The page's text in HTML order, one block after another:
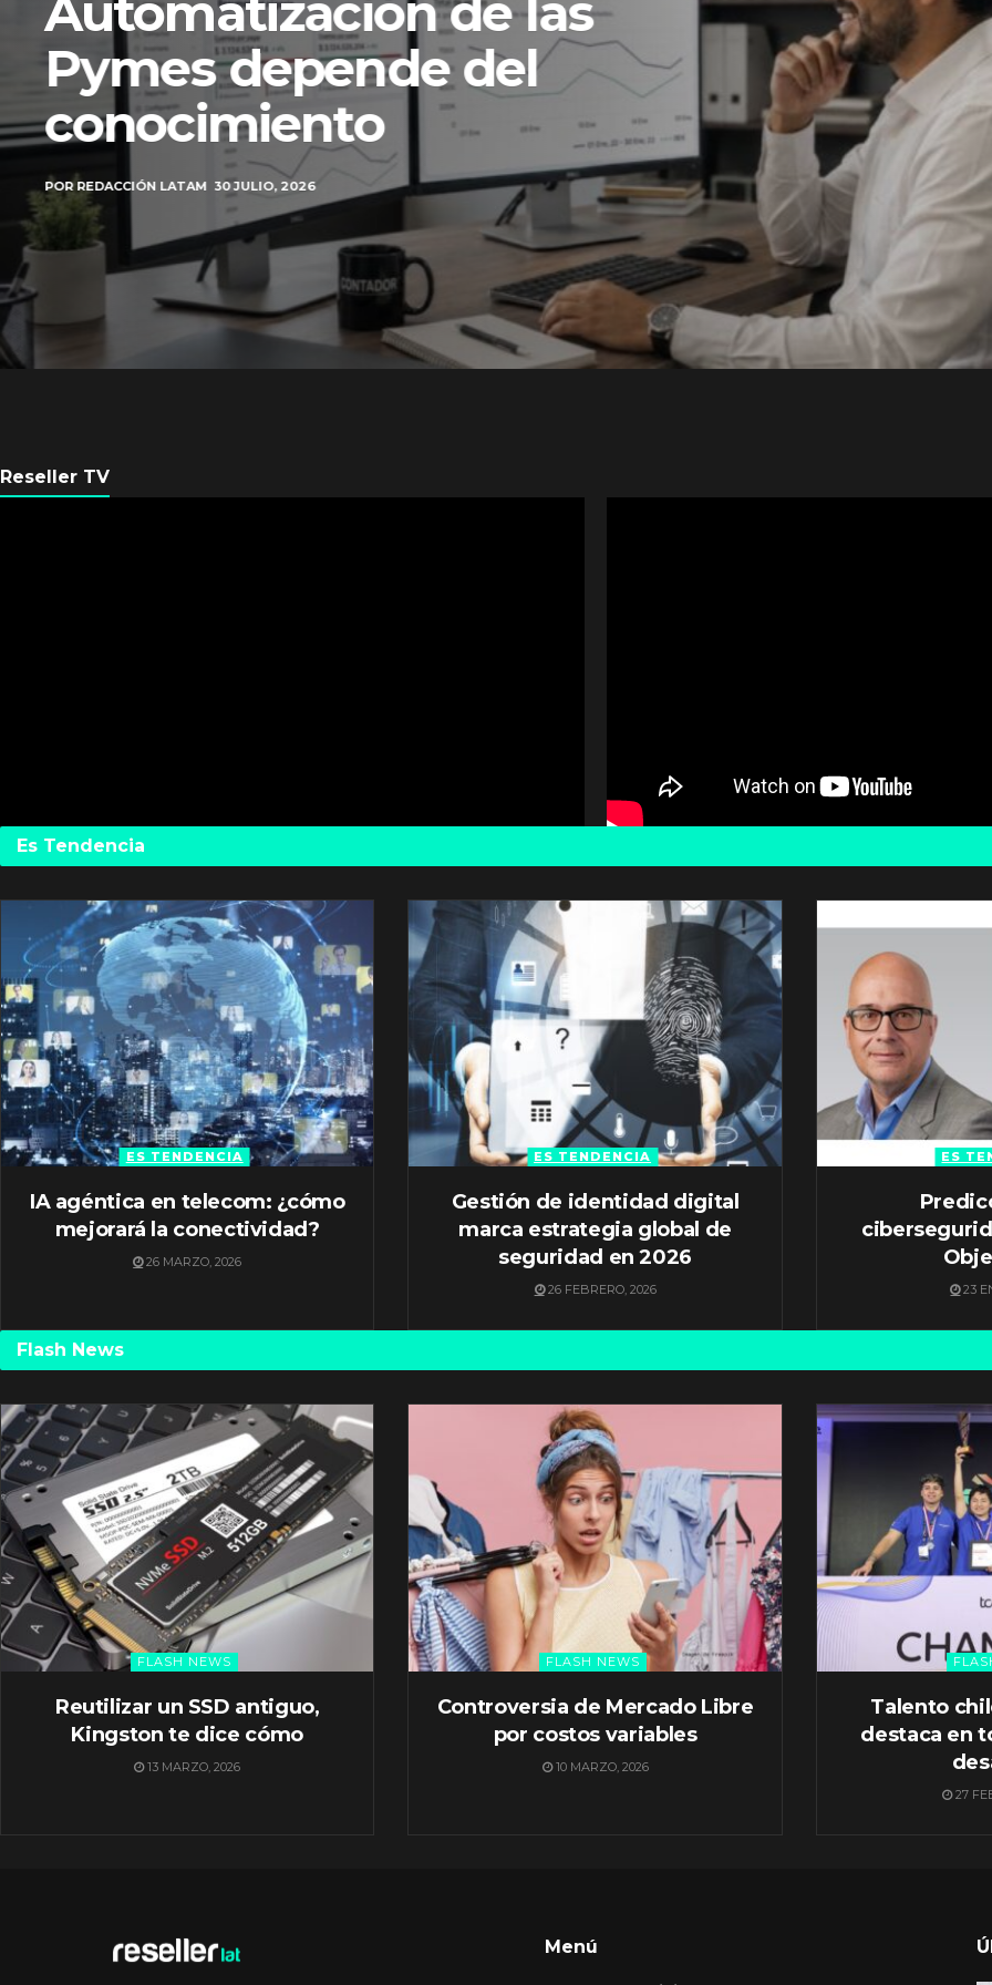
Automatización de las
Pymes depende del
conocimiento
POR REDACCIÓN LATAM 30 JULIO, 2026
Reseller TV
Es Tendencia
ES TENDENCIA
IA agéntica en telecom: ¿cómo
mejorará la conectividad?
26 MARZO, 2026
ES TENDENCIA
Gestión de identidad digital
marca estrategia global de
seguridad en 2026
26 FEBRERO, 2026
ES
23
Flash News
FLASH NEWS
Reutilizar un SSD antiguo,
Kingston te dice cómo
13 MARZO, 2026
FLASH NEWS
Controversia de Mercado Libre
por costos variables
10 MARZO, 2026
Talento
destaca en
27
Menú